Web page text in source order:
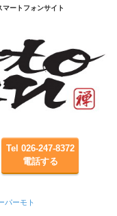
ートフォンサイト
Tel 026-247-8372
電話する
パーモト